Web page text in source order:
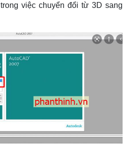
việc chuyển đổi từ 3D sang